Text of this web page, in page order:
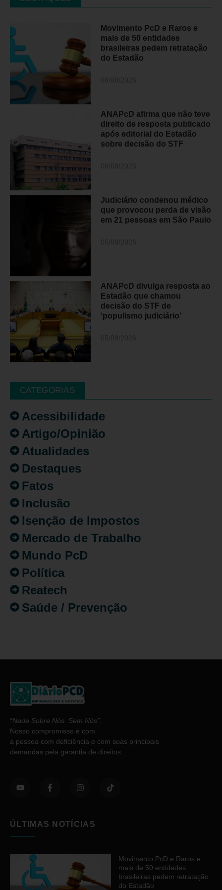
Movimento PcD e Raros e
mais de 50 entidades
brasileiras pedem retratação
do Estadão
ANAPcD afirma que não teve
direito de resposta publicado
após editorial do Estadão
sobre decisão do STF
Judiciário condenou médico
que provocou perda de visão
em 21 pessoas em São Paulo
ANAPcD divulga resposta ao
Estadão que chamou
decisão do STF de
‘populismo judiciário’
CATEGORIAS
Acessibilidade
Artigo/Opinião
Atualidades
Destaques
Fatos
Inclusão
Isenção de Impostos
Mercado de Trabalho
Mundo PcD
Política
Reatech
Saúde / Prevenção
“Nada Sobre Nós. Sem Nós”.
Nosso compromisso é com
a pessoa com deficiência e com suas principais
demandas pela garantia de direitos.
ÚLTIMAS NOTÍCIAS
Movimento PcD e Raros e
mais de 50 entidades
brasileiras pedem retratação
do Estadão